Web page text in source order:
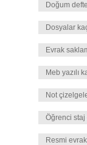
Doğum
Dosyalar
Evrak
Meb yazılı
Not
Öğrenci staj
Resmi